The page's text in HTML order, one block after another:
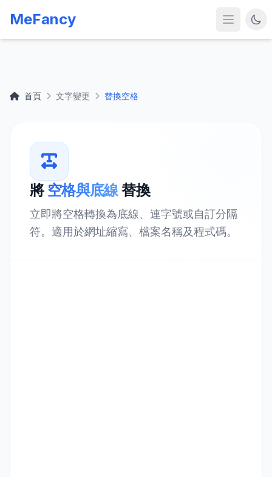
MeFancy
首頁 文字變更 替換空格
將 空格與底線替換
立即將空格轉換為底線、連字號或自訂分隔
符。適用於網址縮寫、檔案名稱及程式碼。